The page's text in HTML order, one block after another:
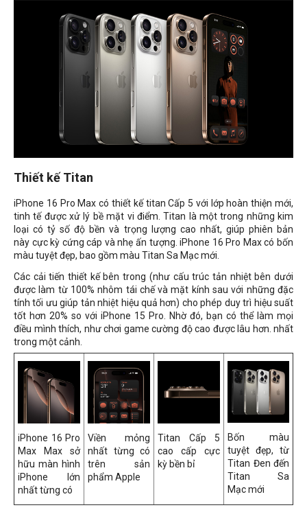
Thiết kế Titan
iPhone 16 Pro Max có thiết kế titan Cấp 5 với lớp hoàn thiện mới,
tinh tế được xử lý bề mặt vi điểm. Titan là một trong những kim
loại có tỷ số độ bền và trọng lượng cao nhất, giúp phiên bản
này cực kỳ cứng cáp và nhẹ ấn tượng. iPhone 16 Pro Max có bốn
màu tuyệt đẹp, bao gồm màu Titan Sa Mạc mới.
Các cải tiến thiết kế bên trong (như cấu trúc tản nhiệt bên dưới
được làm từ 100% nhôm tái chế và mặt kính sau với những đặc
tính tối ưu giúp tản nhiệt hiệu quả hơn) cho phép duy trì hiệu suất
tốt hơn 20% so với iPhone 15 Pro. Nhờ đó, bạn có thể làm mọi
điều mình thích, như chơi game cường độ cao được lâu hơn. nhất
trong một cảnh.
iPhone 16 Pro
Max Max sở
hữu màn hình
iPhone lớn
nhất từng có
Viền mỏng
nhất từng có
trên sản
phẩm Apple
Titan Cấp 5
cao cấp cực
kỳ bền bỉ
Bốn màu
tuyệt đẹp, từ
Titan Đen đến
Titan Sa
Mạc mới